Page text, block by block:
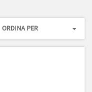
ORDINA PER